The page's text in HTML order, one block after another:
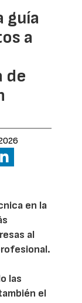
guía
a
de
en la
al
las
el